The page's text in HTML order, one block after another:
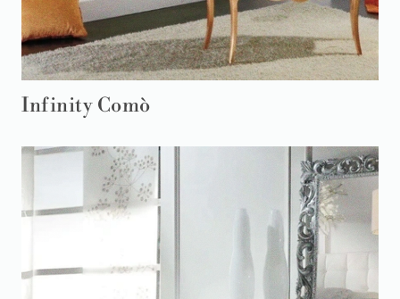
Infinity Comò